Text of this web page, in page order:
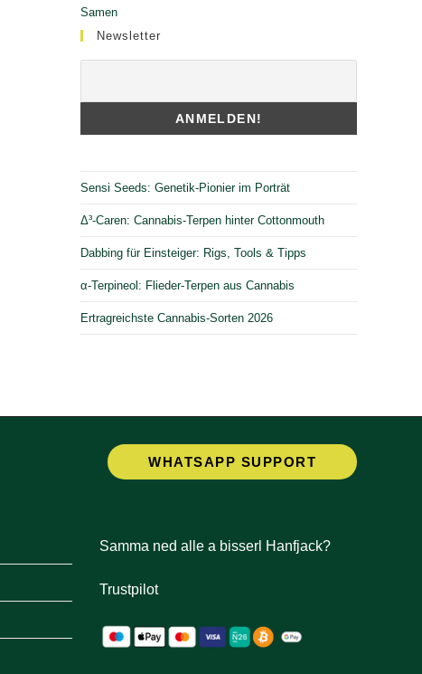
Newsletter
Sensi Seeds: Genetik-Pionier im Porträt
Δ³-Caren: Cannabis-Terpen hinter Cottonmouth
Dabbing für Einsteiger: Rigs, Tools & Tipps
α-Terpineol: Flieder-Terpen aus Cannabis
Ertragreichste Cannabis-Sorten 2026
WHATSAPP SUPPORT
Opens
Samma ned alle a bisserl Hanfjack?
Trustpilot